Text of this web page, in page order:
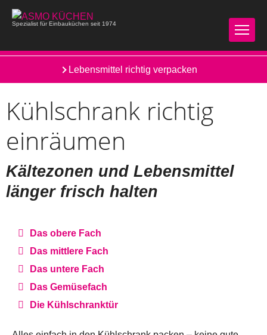
Spezialist für Einbauküchen seit 1974
Lebensmittel richtig verpacken
Kühlschrank richtig
einräumen
Kältezonen und Lebensmittel
länger frisch halten
Das obere Fach
Das mittlere Fach
Das untere Fach
Das Gemüsefach
Die Kühlschranktür